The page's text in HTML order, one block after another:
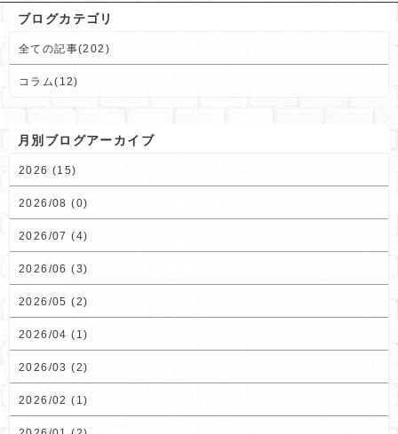
ブログカテゴリ
全ての記事(202)
コラム(12)
月別ブログアーカイブ
2026 (15)
2026/08 (0)
2026/07 (4)
2026/06 (3)
2026/05 (2)
2026/04 (1)
2026/03 (2)
2026/02 (1)